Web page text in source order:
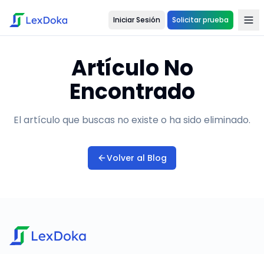
Iniciar Sesión Solicitar prueba
Artículo No
Encontrado
El artículo que buscas no existe o ha sido eliminado.
Volver al Blog